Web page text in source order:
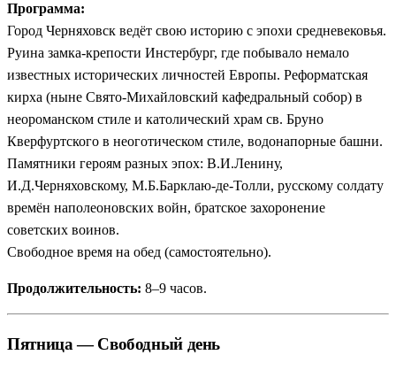
Программа:
Город Черняховск ведёт свою историю с эпохи средневековья.
Руина замка-крепости Инстербург, где побывало немало
известных исторических личностей Европы. Реформатская
кирха (ныне Свято-Михайловский кафедральный собор) в
неороманском стиле и католический храм св. Бруно
Кверфуртского в неоготическом стиле, водонапорные башни.
Памятники героям разных эпох: В.И.Ленину,
И.Д.Черняховскому, М.Б.Барклаю-де-Толли, русскому солдату
времён наполеоновских войн, братское захоронение
советских воинов.
Свободное время на обед (самостоятельно).
Продолжительность: 8–9 часов.
Пятница — Свободный день